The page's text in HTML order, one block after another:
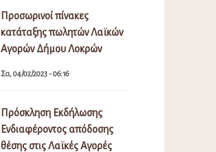
Προσωρινοί πίνακες
κατάταξης πωλητών Λαϊκών
Αγορών Δήμου Λοκρών
Σα, 04/02/2023 - 06:16
Πρόσκληση Εκδήλωσης
Ενδιαφέροντος απόδοσης
θέσης στις Λαϊκές Αγορές